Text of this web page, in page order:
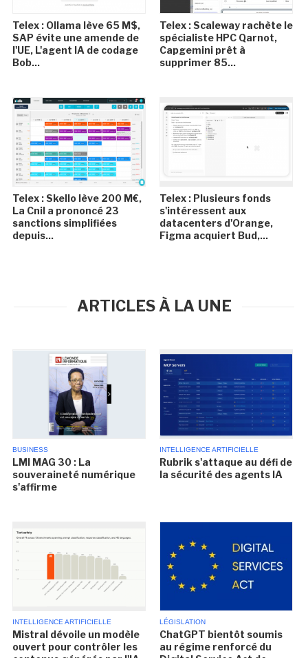
Telex : Ollama lève 65 M$,
SAP évite une amende de
l'UE, L'agent IA de codage
Bob...
Telex : Scaleway rachète le
spécialiste HPC Qarnot,
Capgemini prêt à
supprimer 85...
Telex : Skello lève 200 M€,
La Cnil a prononcé 23
sanctions simplifiées
depuis...
Telex : Plusieurs fonds
s'intéressent aux
datacenters d'Orange,
Figma acquiert Bud,...
ARTICLES À LA UNE
BUSINESS
LMI MAG 30 : La
souveraineté numérique
s'affirme
INTELLIGENCE ARTIFICIELLE
Rubrik s'attaque au défi de
la sécurité des agents IA
INTELLIGENCE ARTIFICIELLE
Mistral dévoile un modèle
ouvert pour contrôler les
LÉGISLATION
ChatGPT bientôt soumis
au régime renforcé du